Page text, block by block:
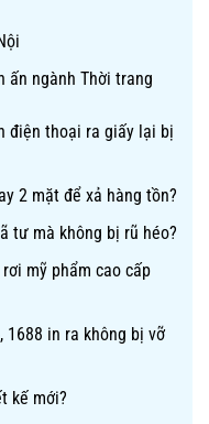
ấn ngành Thời trang
điện thoại ra giấy lại bị
2 mặt để xả hàng tồn?
tư mà không bị rũ héo?
mỹ phẩm cao cấp
1688 in ra không bị vỡ
kế mới?